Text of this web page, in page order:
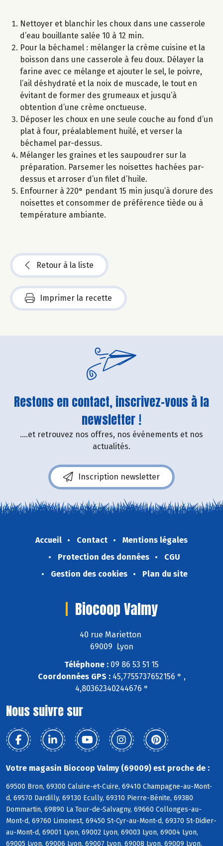
Nettoyer et blanchir les choux dans une casserole
d’eau bouillante salée 10 à 12 min.
Pour la béchamel : mélanger la crème cuisine et la
boisson dans une casserole à feu doux. Délayer la
farine avec ce mélange et ajouter le sel, le poivre,
l’ail déshydraté et la noix de muscade, le tout en
évitant de former des grumeaux et jusqu’à
obtention d’une crème onctueuse.
Déposer les choux en une seule couche au fond d’un
plat à four, préalablement huilé, et verser la
béchamel par-dessus.
Mélanger les graines et les saupoudrer sur la
préparation. Parsemer les noisettes hachées par-
dessus et arroser d’un filet d’huile.
Enfourner à 220° pendant 15 min jusqu’à dorure des
noisettes et consommer de préférence tiède ou à
température ambiante.
Retour à la liste
Imprimer la recette
Restons en contact, inscrivez-vous à la
newsletter !
....et retrouvez nos offres, nos événements et nos
actualités.
Inscription newsletter
Accueil Contact
Mentions légales
Protection des données
CGU
Gestion des cookies
Plan du site
Biocoop Valmy
40 rue Marietton
69009 Lyon
Téléphone : 09 86 53 51 15
Coordonnées GPS :45,7755737652156 ° ,
4,80362340244676 °
Nous suivre sur
Votre magasin Biocoop Valmy (69009) est proche de :
69500 Bron, 69300 Caluire-et-Cuire, 69410 Champagne-au-Mont-
d, 69570 Dardilly, 69130 Ecully, 69310 Pierre-Bénite, 69380
Dommartin, 69890 La Tour-de-Salvagny, 69660 Collonges-au-
Mont-d, 69760 Limonest, 69450 St-Cyr-au-Mont-d, 69370 St-Didier-
au-Mont-d, 69001 Lyon, 69002 Lyon, 69003 Lyon, 69004 Lyon,
69005 Lyon, 69006 Lyon, 69007 Lyon, 69008 Lyon, 69009 Lyon,